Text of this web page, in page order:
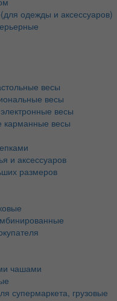
одежды и аксессуаров)
весы
весы
весы
карманные весы
и аксессуаров
размеров
чашами
супермаркета, грузовые